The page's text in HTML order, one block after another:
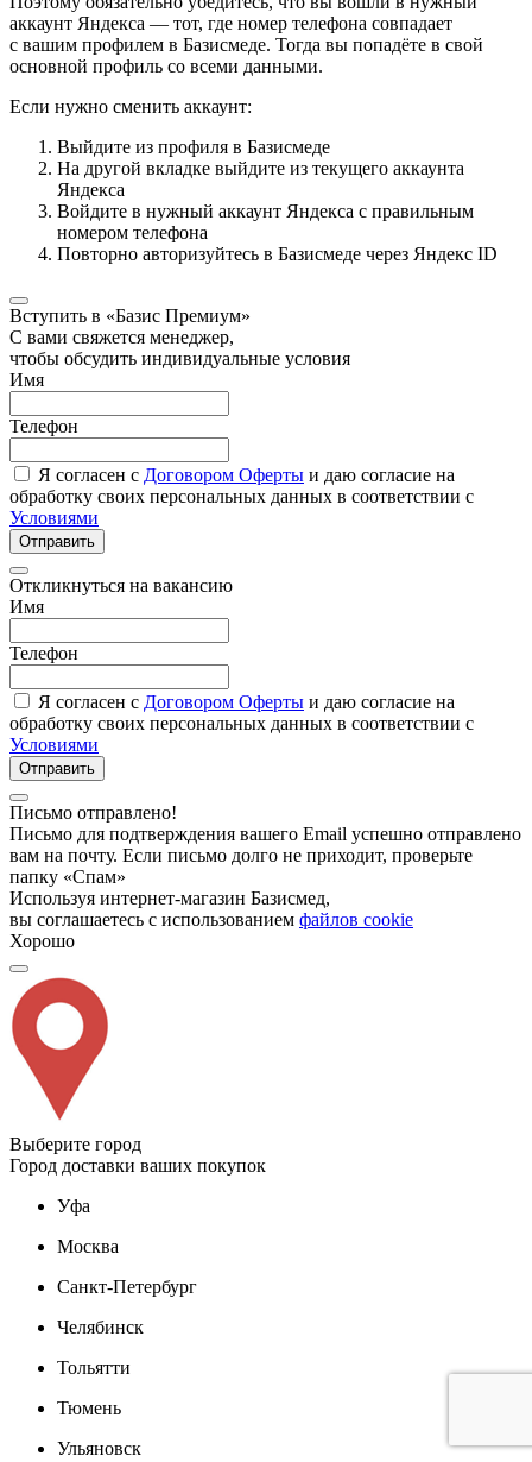
аккаунт Яндекса — тот, где номер телефона совпадает
с вашим профилем в Базисмеде. Тогда вы попадёте в свой
основной профиль со всеми данными.
Если нужно сменить аккаунт:
Выйдите из профиля в Базисмеде
На другой вкладке выйдите из текущего аккаунта
Яндекса
Войдите в нужный аккаунт Яндекса с правильным
номером телефона
Повторно авторизуйтесь в Базисмеде через Яндекс ID
Вступить в «Базис Премиум»
С вами свяжется менеджер,
чтобы обсудить индивидуальные условия
Имя
Телефон
Я согласен с Договором Оферты и даю согласие на
обработку своих персональных данных в соответствии с
Условиями
Отправить
Откликнуться на вакансию
Имя
Телефон
Я согласен с Договором Оферты и даю согласие на
обработку своих персональных данных в соответствии с
Условиями
Отправить
Письмо отправлено!
Письмо для подтверждения вашего Email успешно отправлено
вам на почту. Если письмо долго не приходит, проверьте
папку «Спам»
Используя интернет-магазин Базисмед,
вы соглашаетесь с использованием файлов cookie
Хорошо
Выберите город
Город доставки ваших покупок
Уфа
Москва
Санкт-Петербург
Челябинск
Тольятти
Тюмень
Ульяновск